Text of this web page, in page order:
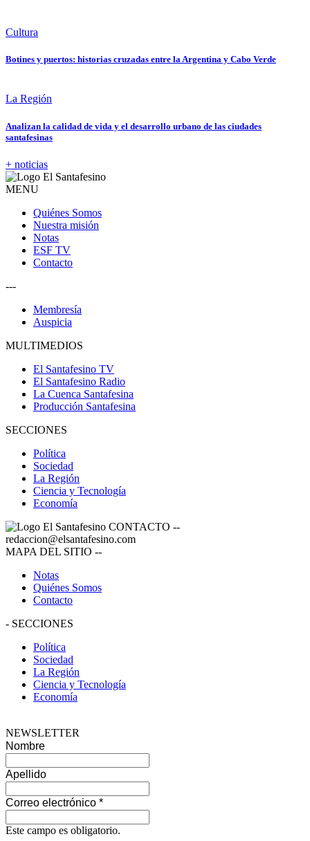
Cultura
Botines y puertos: historias cruzadas entre la Argentina y Cabo Verde
La Región
Analizan la calidad de vida y el desarrollo urbano de las ciudades
santafesinas
+ noticias
MENU
Quiénes Somos
Nuestra misión
Notas
ESF TV
Contacto
---
Membresía
Auspicia
MULTIMEDIOS
El Santafesino TV
El Santafesino Radio
La Cuenca Santafesina
Producción Santafesina
SECCIONES
Política
Sociedad
La Región
Ciencia y Tecnología
Economía
CONTACTO --
redaccion@elsantafesino.com
MAPA DEL SITIO --
Notas
Quiénes Somos
Contacto
- SECCIONES
Política
Sociedad
La Región
Ciencia y Tecnología
Economía
NEWSLETTER
Nombre
Apellido
Correo electrónico *
Este campo es obligatorio.